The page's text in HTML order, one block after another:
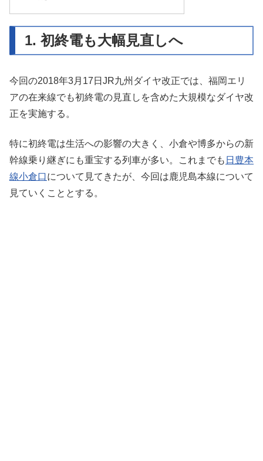
1. 初終電も大幅見直しへ
今回の2018年3月17日JR九州ダイヤ改正では、福岡エリ
アの在来線でも初終電の見直しを含めた大規模なダイヤ改
正を実施する。
特に初終電は生活への影響の大きく、小倉や博多からの新
幹線乗り継ぎにも重宝する列車が多い。これまでも 日豊本
線小倉口について見てきたが、今回は鹿児島本線について
見ていくこととする。